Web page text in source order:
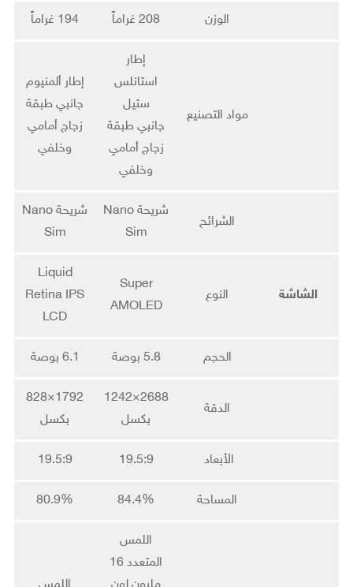
الوزن 208 غراماً 194 غراماً
مواد التصنيع
إطار
استانلس
ستيل
جانبي طبقة
زجاج أمامي
وخلفي
إطار ألمنيوم
جانبي طبقة
زجاج أمامي
وخلفي
الشرائح
شريحة Nano
Sim
شريحة Nano
Sim
الشاشة النوع
Super
AMOLED
Liquid
Retina IPS
LCD
الحجم 5.8 بوصة 6.1 بوصة
الدقة
2688×1242
بكسل
1792×828
بكسل
الأبعاد 19.5:9
19.5:9
المساحة 84.4%
80.9%
اللمس
المتعدد 16